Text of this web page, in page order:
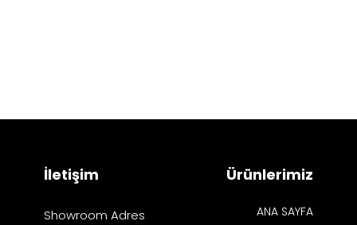
İletişim
Showroom Adres
Ürünlerimiz
ANA SAYFA